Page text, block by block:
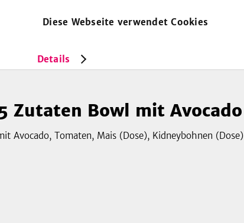
Diese Webseite verwendet Cookies
Details
SAMMLUNGEN MAGAZIN
5 Zutaten Bowl mit Avocado
Zutaten Bowl mit Avocado
Avocado, Tomaten, Mais (Dose), Kidneybohnen (Dose)